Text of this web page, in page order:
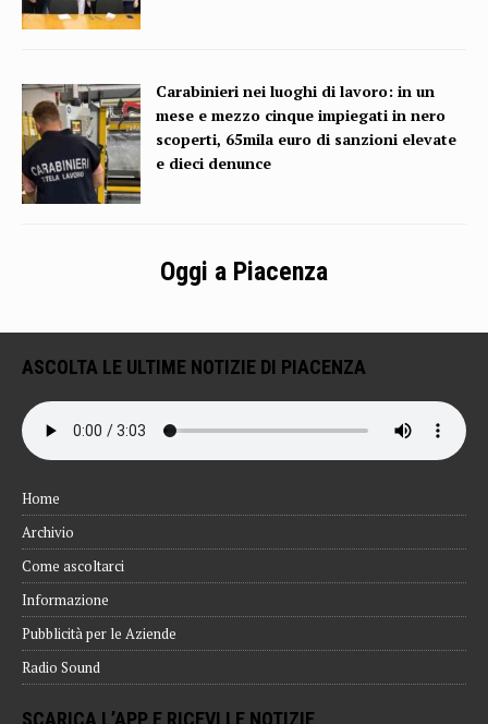
Carabinieri nei luoghi di lavoro: in un
mese e mezzo cinque impiegati in nero
scoperti, 65mila euro di sanzioni elevate
e dieci denunce
Oggi a Piacenza
ASCOLTA LE ULTIME NOTIZIE DI PIACENZA
Home
Archivio
Come ascoltarci
Informazione
Pubblicità per le Aziende
Radio Sound
SCARICA L’APP E RICEVI LE NOTIZIE